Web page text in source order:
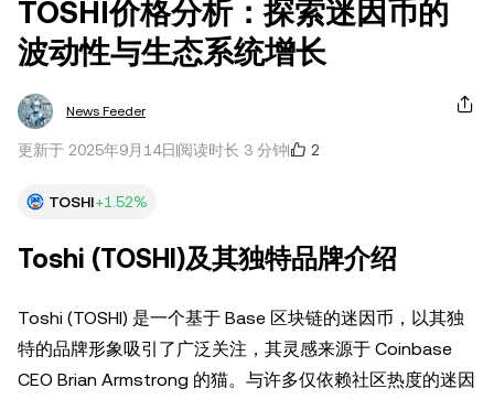
TOSHI价格分析：探索迷因币的
波动性与生态系统增长
News Feeder
更新于 2025年9月14日 阅读时长 3 分钟 2
TOSHI+1.52%
Toshi (TOSHI)及其独特品牌介绍
Toshi (TOSHI) 是一个基于 Base 区块链的迷因币，以其独
特的品牌形象吸引了广泛关注，其灵感来源于 Coinbase
CEO Brian Armstrong 的猫。与许多仅依赖社区热度的迷因